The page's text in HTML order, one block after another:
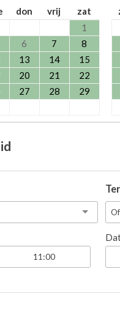
don vrij
zat
1
6 7
8
13 14
15
20 21
22
27 28
29